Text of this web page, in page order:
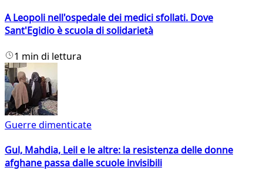
A Leopoli nell'ospedale dei medici sfollati. Dove
Sant'Egidio è scuola di solidarietà
1 min di lettura
Guerre dimenticate
Gul, Mahdia, Leil e le altre: la resistenza delle donne
afghane passa dalle scuole invisibili